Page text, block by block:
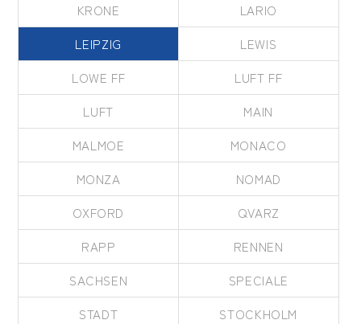
KRONE
LARIO
LEIPZIG
LEWIS
LOWE FF
LUFT FF
LUFT
MAIN
MALMOE
MONACO
MONZA
NOMAD
OXFORD
QVARZ
RAPP
RENNEN
SACHSEN
SPECIALE
STADT
STOCKHOLM